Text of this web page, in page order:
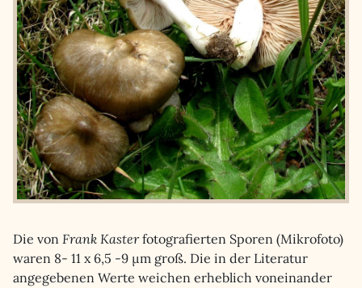
Die von Frank Kasterfotografierten Sporen (Mikrofoto)
waren 8- 11 x 6,5 -9 µm groß. Die in der Literatur
angegebenen Werte weichen erheblich voneinander